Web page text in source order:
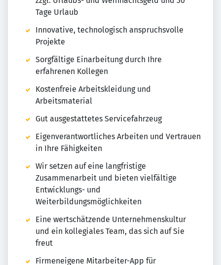
Tage Urlaub
Innovative, technologisch anspruchsvolle
Projekte
Sorgfältige Einarbeitung durch Ihre
erfahrenen Kollegen
Kostenfreie Arbeitskleidung und
Arbeitsmaterial
Gut ausgestattetes Servicefahrzeug
Eigenverantwortliches Arbeiten und Vertrauen
in Ihre Fähigkeiten
Wir setzen auf eine langfristige
Zusammenarbeit und bieten vielfältige
Entwicklungs- und
Weiterbildungsmöglichkeiten
Eine wertschätzende Unternehmenskultur
und ein kollegiales Team, das sich auf Sie
freut
Firmeneigene Mitarbeiter-App für